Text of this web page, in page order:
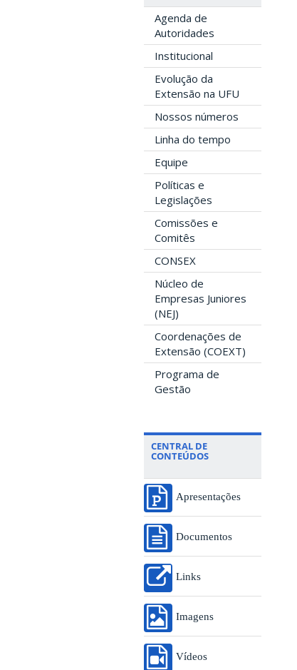
Agenda de
Autoridades
Institucional
Evolução da
Extensão na UFU
Nossos números
Linha do tempo
Equipe
Políticas e
Legislações
Comissões e
Comitês
CONSEX
Núcleo de
Empresas Juniores
(NEJ)
Coordenações de
Extensão (COEXT)
Programa de
Gestão
CENTRAL DE
CONTEÚDOS
Apresentações
Documentos
Links
Imagens
Vídeos